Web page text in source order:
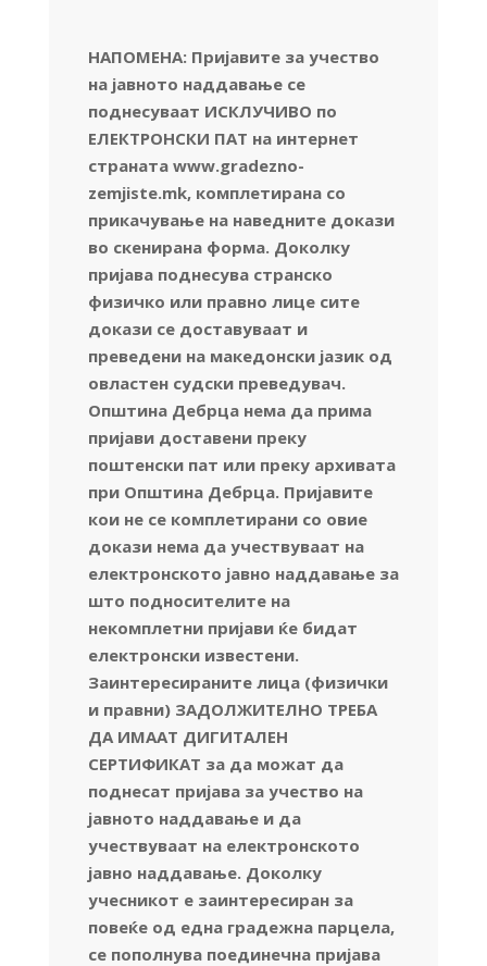
НАПОМЕНА: Пријавите за учество
на јавното наддавање се
поднесуваат ИСКЛУЧИВО по
ЕЛЕКТРОНСКИ ПАТ на интернет
страната www.gradezno-
zemjiste.mk, комплетирана со
прикачување на наведните докази
во скенирана форма. Доколку
пријава поднесува странско
физичко или правно лице сите
докази се доставуваат и
преведени на македонски јазик од
овластен судски преведувач.
Општина Дебрца нема да прима
пријави доставени преку
поштенски пат или преку архивата
при Општина Дебрца. Пријавите
кои не се комплетирани со овие
докази нема да учествуваат на
електронското јавно наддавање за
што подносителите на
некомплетни пријави ќе бидат
електронски известени.
Заинтересираните лица (физички
и правни) ЗАДОЛЖИТЕЛНО ТРЕБА
ДА ИМААТ ДИГИТАЛЕН
СЕРТИФИКАТ за да можат да
поднесат пријава за учество на
јавното наддавање и да
учествуваат на електронското
јавно наддавање. Доколку
учесникот е заинтересиран за
повеќе од една градежна парцела,
се пополнува поединечна пријава